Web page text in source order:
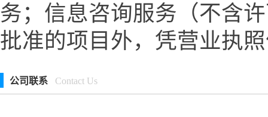
务；信息咨询服务（不含
批准的项目外，凭营业执
公司联系 Contact Us